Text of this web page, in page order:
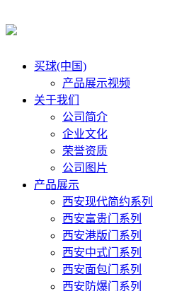
买球(中国)
产品展示视频
关于我们
公司简介
企业文化
荣誉资质
公司图片
产品展示
西安现代简约系列
西安富贵门系列
西安港版门系列
西安中式门系列
西安面包门系列
西安防爆门系列